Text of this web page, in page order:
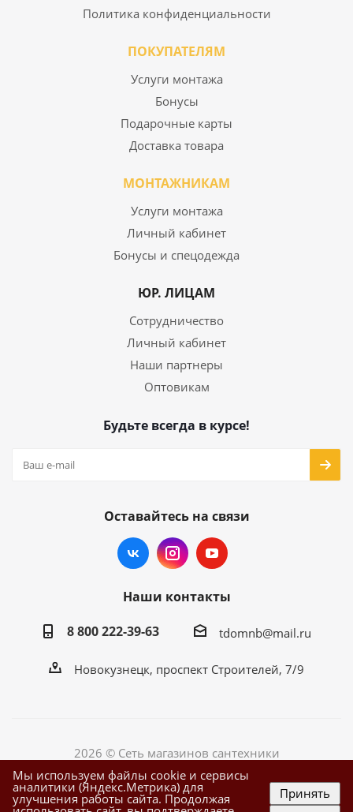
Политика конфиденциальности
ПОКУПАТЕЛЯМ
Услуги монтажа
Бонусы
Подарочные карты
Доставка товара
МОНТАЖНИКАМ
Услуги монтажа
Личный кабинет
Бонусы и спецодежда
ЮР. ЛИЦАМ
Сотрудничество
Личный кабинет
Наши партнеры
Оптовикам
Будьте всегда в курсе!
Оставайтесь на связи
Наши контакты
8 800 222-39-63
tdomnb@mail.ru
Новокузнецк, проспект Строителей, 7/9
2026 © Сеть магазинов сантехники
Мы используем файлы cookie и сервисы
аналитики (Яндекс.Метрика) для
улучшения работы сайта. Продолжая
Принять